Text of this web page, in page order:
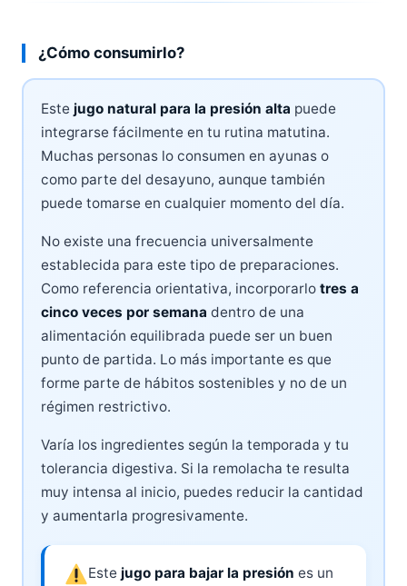
¿Cómo consumirlo?
Este jugo natural para la presión alta puede
integrarse fácilmente en tu rutina matutina.
Muchas personas lo consumen en ayunas o
como parte del desayuno, aunque también
puede tomarse en cualquier momento del día.
No existe una frecuencia universalmente
establecida para este tipo de preparaciones.
Como referencia orientativa, incorporarlotres a
cinco veces por semana dentro de una
alimentación equilibrada puede ser un buen
punto de partida. Lo más importante es que
forme parte de hábitos sostenibles y no de un
régimen restrictivo.
Varía los ingredientes según la temporada y tu
tolerancia digestiva. Si la remolacha te resulta
muy intensa al inicio, puedes reducir la cantidad
y aumentarla progresivamente.
Este jugo para bajar la presión es un